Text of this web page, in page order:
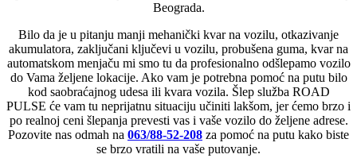
Beograda.
Bilo da je u pitanju manji mehanički kvar na vozilu, otkazivanje
akumulatora, zaključani ključevi u vozilu, probušena guma, kvar na
automatskom menjaču mi smo tu da profesionalno odšlepamo vozilo
do Vama željene lokacije. Ako vam je potrebna pomoć na putu bilo
kod saobraćajnog udesa ili kvara vozila. Šlep služba ROAD
PULSE će vam tu neprijatnu situaciju učiniti lakšom, jer ćemo brzo i
po realnoj ceni šlepanja prevesti vas i vaše vozilo do željene adrese.
Pozovite nas odmah na 063/88-52-208 za pomoć na putu kako biste
se brzo vratili na vaše putovanje.